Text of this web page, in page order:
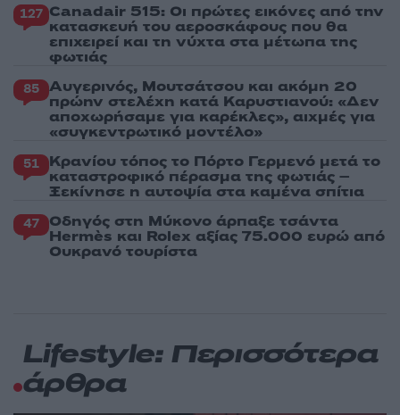
127 Canadair 515: Οι πρώτες εικόνες από την
κατασκευή του αεροσκάφους που θα
επιχειρεί και τη νύχτα στα μέτωπα της
φωτιάς
85 Αυγερινός, Μουτσάτσου και ακόμη 20
πρώην στελέχη κατά Καρυστιανού: «Δεν
αποχωρήσαμε για καρέκλες», αιχμές για
«συγκεντρωτικό μοντέλο»
51 Κρανίου τόπος το Πόρτο Γερμενό μετά το
καταστροφικό πέρασμα της φωτιάς –
Ξεκίνησε η αυτοψία στα καμένα σπίτια
47 Οδηγός στη Μύκονο άρπαξε τσάντα
Hermès και Rolex αξίας 75.000 ευρώ από
Ουκρανό τουρίστα
Lifestyle: Περισσότερα
άρθρα